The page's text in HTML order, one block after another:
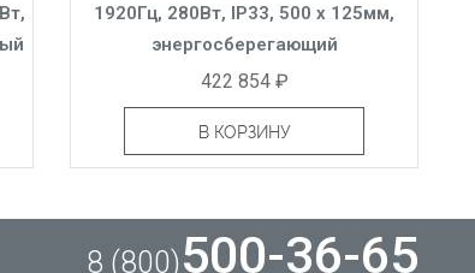
1920Гц, 280Вт, IP33, 500 x 125мм,
энергосберегающий
422 854 ₽
В КОРЗИНУ
8 (800)500-36-65